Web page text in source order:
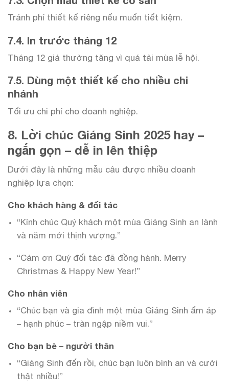
Tránh phí thiết kế riêng nếu muốn tiết kiệm.
7.4. In trước tháng 12
Tháng 12 giá thường tăng vì quá tải mùa lễ hội.
7.5. Dùng một thiết kế cho nhiều chi
nhánh
Tối ưu chi phí cho doanh nghiệp.
8. Lời chúc Giáng Sinh 2025 hay –
ngắn gọn – dễ in lên thiệp
Dưới đây là những mẫu câu được nhiều doanh
nghiệp lựa chọn:
Cho khách hàng & đối tác
“Kính chúc Quý khách một mùa Giáng Sinh an lành
và năm mới thịnh vượng.”
“Cảm ơn Quý đối tác đã đồng hành. Merry
Christmas & Happy New Year!”
Cho nhân viên
“Chúc bạn và gia đình một mùa Giáng Sinh ấm áp
– hạnh phúc – tràn ngập niềm vui.”
Cho bạn bè – người thân
“Giáng Sinh đến rồi, chúc bạn luôn bình an và cười
thật nhiều!”